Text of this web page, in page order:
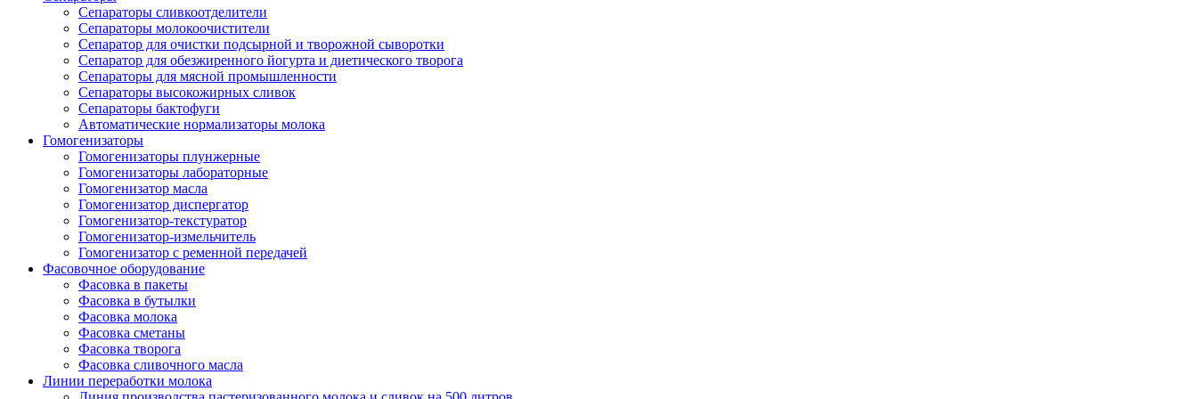
Сепараторы сливкоотделители
Сепараторы молокоочистители
Сепаратор для очистки подсырной и творожной сыворотки
Сепаратор для обезжиренного йогурта и диетического творога
Сепараторы для мясной промышленности
Сепараторы высокожирных сливок
Сепараторы бактофуги
Автоматические нормализаторы молока
Гомогенизаторы
Гомогенизаторы плунжерные
Гомогенизаторы лабораторные
Гомогенизатор масла
Гомогенизатор диспергатор
Гомогенизатор-текстуратор
Гомогенизатор-измельчитель
Гомогенизатор с ременной передачей
Фасовочное оборудование
Фасовка в пакеты
Фасовка в бутылки
Фасовка молока
Фасовка сметаны
Фасовка творога
Фасовка сливочного масла
Линии переработки молока